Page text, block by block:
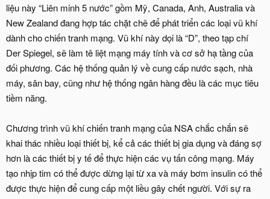
liệu này “Liên minh 5 nước” gồm Mỹ, Canada, Anh, Australia và
New Zealand đang hợp tác chặt chẽ để phát triển các loại vũ khí
dành cho chiến tranh mạng. Vũ khí này dọi là “D”, theo tạp chí
Der Spiegel, sẽ làm tê liệt mạng máy tính và cơ sở hạ tầng của
đối phương. Các hệ thống quản lý về cung cấp nước sạch, nhà
máy, sân bay, cũng như hệ thống ngân hàng đều là các mục tiêu
tiềm năng.
Chương trình vũ khí chiến tranh mạng của NSA chắc chắn sẽ
khai thác nhiều loại thiết bị, kể cả các thiết bị gia dụng và đáng sợ
hơn là các thiết bị y tế để thực hiện các vụ tấn công mạng. Máy
tạo nhịp tim có thể được dừng lại từ xa và máy bơm insulin có thể
được thực hiện để cung cấp một liều gây chết người. Với sự ra